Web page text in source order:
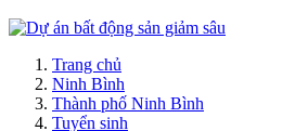
Trang chủ
Ninh Bình
Thành phố Ninh Bình
Tuyển sinh